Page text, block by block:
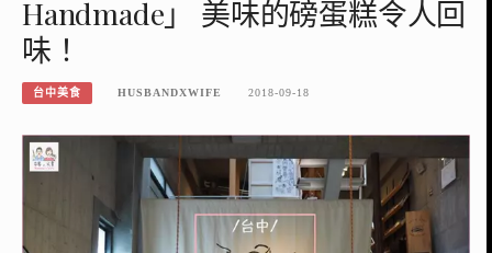
Handmade」 美味的磅蛋糕令人回
味！
台中美食 HUSBANDXWIFE 2018-09-18